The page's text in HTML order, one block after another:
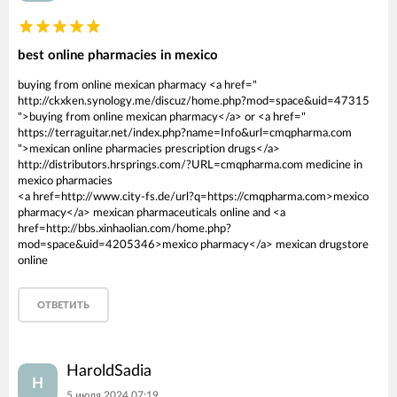
best online pharmacies in mexico
buying from online mexican pharmacy <a href="
http://ckxken.synology.me/discuz/home.php?mod=space&uid=47315
">buying from online mexican pharmacy</a> or <a href="
https://terraguitar.net/index.php?name=Info&url=cmqpharma.com
">mexican online pharmacies prescription drugs</a>
http://distributors.hrsprings.com/?URL=cmqpharma.com medicine in
mexico pharmacies
<a href=http://www.city-fs.de/url?q=https://cmqpharma.com>mexico
pharmacy</a> mexican pharmaceuticals online and <a
href=http://bbs.xinhaolian.com/home.php?
mod=space&uid=4205346>mexico pharmacy</a> mexican drugstore
online
ОТВЕТИТЬ
H
HaroldSadia